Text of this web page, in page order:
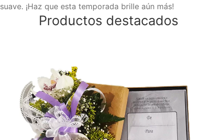
suave. ¡Haz que esta temporada brille aún más!
Productos destacados